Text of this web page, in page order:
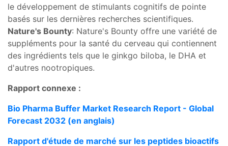
le développement de stimulants cognitifs de pointe
basés sur les dernières recherches scientifiques.
Nature's Bounty: Nature's Bounty offre une variété de
suppléments pour la santé du cerveau qui contiennent
des ingrédients tels que le ginkgo biloba, le DHA et
d'autres nootropiques.
Rapport connexe :
Bio Pharma Buffer Market Research Report - Global
Forecast 2032 (en anglais)
Rapport d'étude de marché sur les peptides bioactifs